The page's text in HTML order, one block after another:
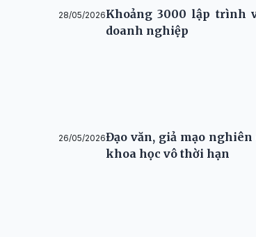
28/05/2026Khoảng 3000 lập trình
doanh nghiệp
26/05/2026Đạo văn, giả mạo
khoa học vô thời hạn